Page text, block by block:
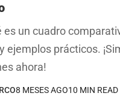
es un cuadro
ejemplos prácticos.
ahora!
8 MESES AGO10 MIN READ